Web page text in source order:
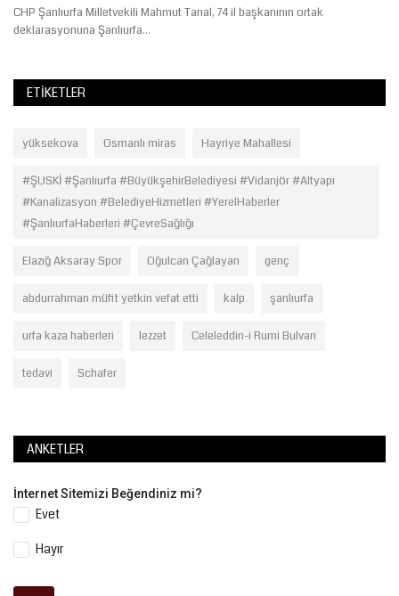
CHP Şanlıurfa Milletvekili Mahmut Tanal, 74 il başkanının ortak
deklarasyonuna Şanlıurfa...
ETIKETLER
yüksekova Osmanlı miras Hayriye Mahallesi
#ŞUSKİ #Şanlıurfa #BüyükşehirBelediyesi #Vidanjör #Altyapı
#Kanalizasyon #BelediyeHizmetleri #YerelHaberler
#ŞanlıurfaHaberleri #ÇevreSağlığı
Elazığ Aksaray Spor Oğulcan Çağlayan genç
abdurrahman müfit yetkin vefat etti kalp şanlıurfa
urfa kaza haberleri lezzet Celeleddin-i Rumi Bulvarı
tedavi Schafer
ANKETLER
İnternet Sitemizi Beğendiniz mi?
Evet
Hayır